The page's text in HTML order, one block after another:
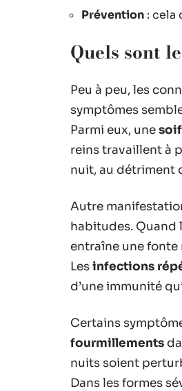
Prévention : cela
Quels sont
Peu à peu, les
symptômes
Parmi eux, une
reins travaillent à
nuit, au détriment
Autre
habitudes. Quand
entraîne une fonte
Lesinfections
d’une immunité
Certains
fourmillements
nuits soient
Dans les formes